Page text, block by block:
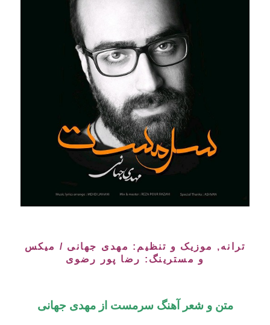
ترانه, موزیک و تنظیم: مهدی جهانی / میکس
و مسترینگ: رضا پور رضوی
متن و شعر آهنگ سرمست از مهدی جهانی